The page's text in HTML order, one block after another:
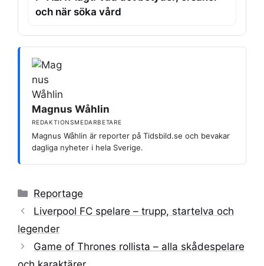
och när söka vård
Magnus Wåhlin
REDAKTIONSMEDARBETARE
Magnus Wåhlin är reporter på Tidsbild.se och bevakar
dagliga nyheter i hela Sverige.
Kategorier
Reportage
Liverpool FC spelare – trupp, startelva och
legender
Game of Thrones rollista – alla skådespelare